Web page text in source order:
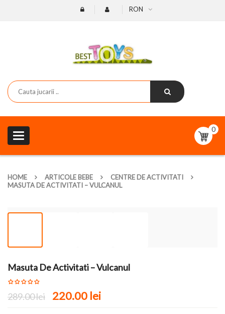
RON
Toggle
navigation
0
HOME ARTICOLE BEBE
CENTRE DE ACTIVITATI
MASUTA DE ACTIVITATI – VULCANUL
Masuta De Activitati – Vulcanul
289.00lei 220.00 lei